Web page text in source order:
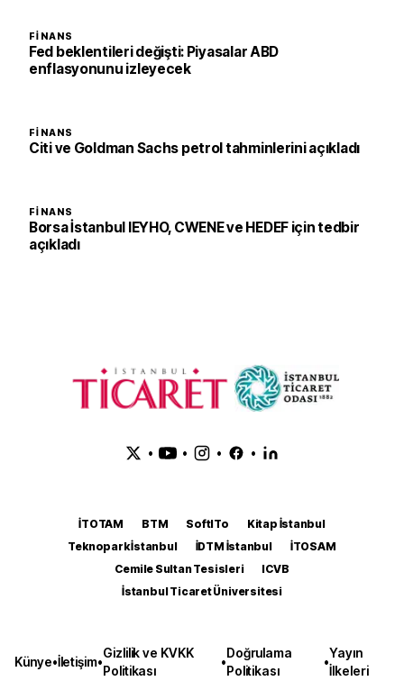
FINANS
Fed beklentileri değişti: Piyasalar ABD
enflasyonunu izleyecek
FINANS
Citi ve Goldman Sachs petrol tahminlerini açıkladı
FINANS
Borsa İstanbul IEYHO, CWENE ve HEDEF için tedbir
açıkladı
• • • •
İTOTAM BTM SoftITo
Kitap İstanbul
Teknopark İstanbul
İDTM İstanbul
İTOSAM
Cemile Sultan Tesisleri
ICVB
İstanbul Ticaret Üniversitesi
Künye•İletişim•
Gizlilik ve KVKK
Politikası
•
Doğrulama
Politikası
•
Yayın
İlkeleri